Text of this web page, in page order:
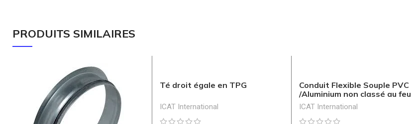
PRODUITS SIMILAIRES
Té droit égale en TPG
ICAT International
Conduit Flexible Souple PVC
/Aluminium non classé au feu
ICAT International